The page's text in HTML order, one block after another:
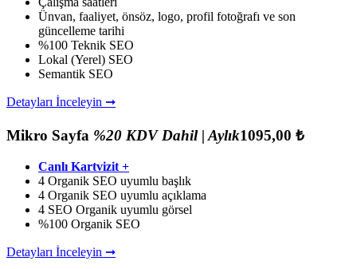
Ünvan, faaliyet, önsöz, logo, profil fotoğrafı ve son
güncelleme tarihi
%100 Teknik SEO
Lokal (Yerel) SEO
Semantik SEO
Detayları İnceleyin ➞
Mikro Sayfa %20 KDV Dahil | Aylık1095,00 ₺
Canlı Kartvizit +
4 Organik SEO uyumlu başlık
4 Organik SEO uyumlu açıklama
4 SEO Organik uyumlu görsel
%100 Organik SEO
Detayları İnceleyin ➞